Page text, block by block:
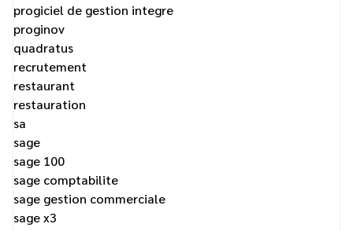
progiciel de gestion integre
proginov
quadratus
recrutement
restaurant
restauration
sa
sage
sage 100
sage comptabilite
sage gestion commerciale
sage x3